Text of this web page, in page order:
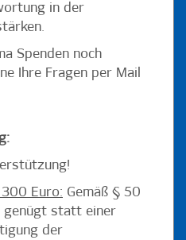
in der
Spenden noch
Ihre Fragen per Mail
Euro: Gemäß § 50
genügt statt einer
der